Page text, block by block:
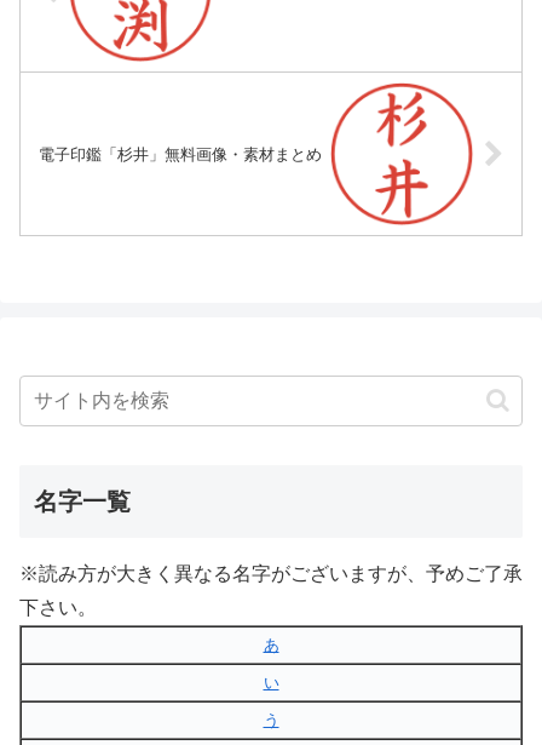
電子印鑑「杉井」無料画像・素材まとめ
名字一覧
※読み方が大きく異なる名字がございますが、予めご了承
下さい。
あ
い
う